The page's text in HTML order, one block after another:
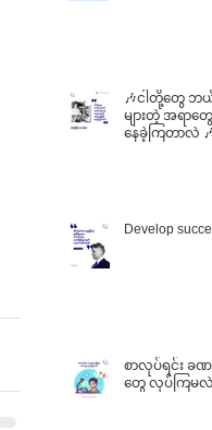
🎶ငါတို့တွေ ဘ
များတဲ့ အရာတွ
နေခဲ့ကြတာလဲ
Develop
စာလုပ်ရင်း ခဏ
တွေ လုပ်ကြမလဲ